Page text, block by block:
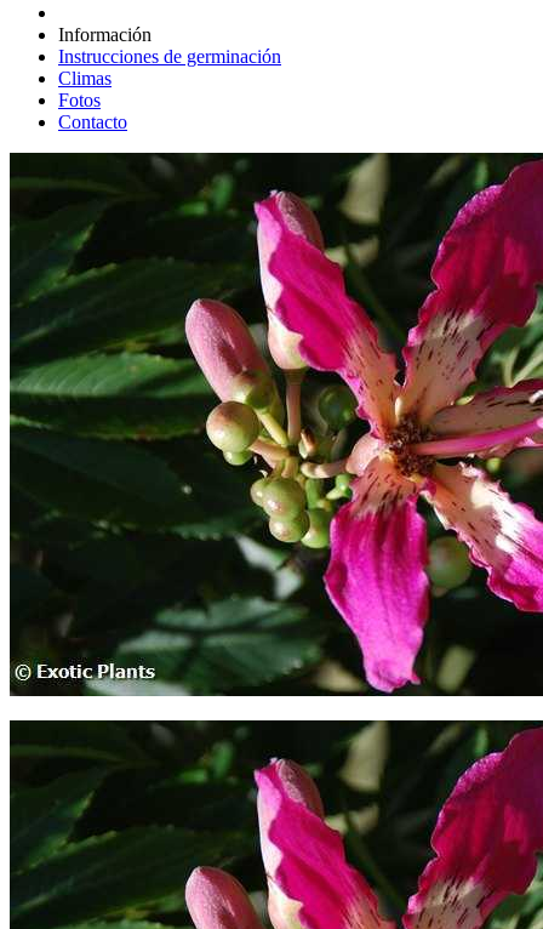
Información
Instrucciones de germinación
Climas
Fotos
Contacto